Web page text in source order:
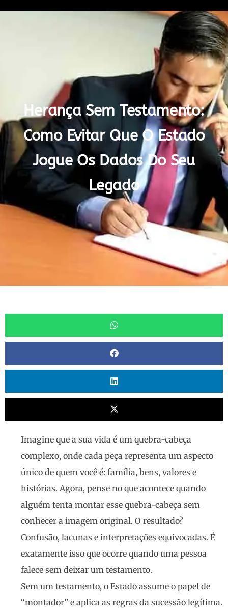
Herança Sem Testamento:
Como Evitar Que O Estado
Jogue Os Dados Do Seu
Legado
Imagine que a sua vida é um quebra-cabeça
complexo, onde cada peça representa um aspecto
único de quem você é: família, bens, valores e
histórias. Agora, pense no que acontece quando
alguém tenta montar esse quebra-cabeça sem
conhecer a imagem original. O resultado?
Confusão, lacunas e interpretações equivocadas. É
exatamente isso que ocorre quando uma pessoa
falece sem deixar um testamento.
Sem um testamento, o Estado assume o papel de
“montador” e aplica as regras da sucessão legítima.